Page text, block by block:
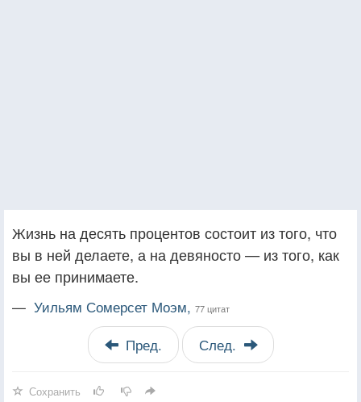
Жизнь на десять процентов состоит из того, что
вы в ней делаете, а на девяносто — из того, как
вы ее принимаете.
— Уильям Сомерсет Моэм, 77 цитат
Пред. След.
Сохранить